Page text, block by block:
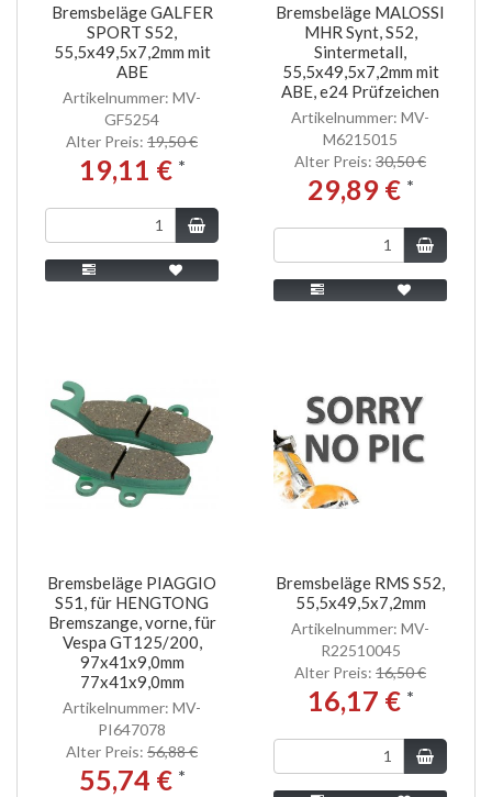
Bremsbeläge GALFER
SPORT S52,
55,5x49,5x7,2mm mit
ABE
Artikelnummer: MV-
GF5254
Alter Preis: 19,50 €
19,11 € *
Bremsbeläge MALOSSI
MHR Synt, S52,
Sintermetall,
55,5x49,5x7,2mm mit
ABE, e24 Prüfzeichen
Artikelnummer: MV-
M6215015
Alter Preis: 30,50 €
29,89 € *
Bremsbeläge PIAGGIO
S51, für HENGTONG
Bremszange, vorne, für
Vespa GT125/200,
97x41x9,0mm
77x41x9,0mm
Artikelnummer: MV-
PI647078
Alter Preis: 56,88 €
55,74 € *
Bremsbeläge RMS S52,
55,5x49,5x7,2mm
Artikelnummer: MV-
R22510045
Alter Preis: 16,50 €
16,17 € *